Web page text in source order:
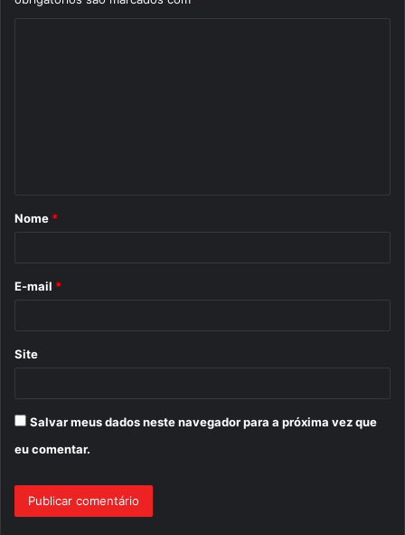
r
Nome *
E-mail *
Site
Salvar meus dados neste navegador para a próxima vez que
eu comentar.